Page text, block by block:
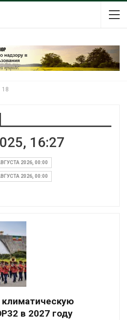
18
16:27
2026, 00:00
2026, 00:00
в 2027 году